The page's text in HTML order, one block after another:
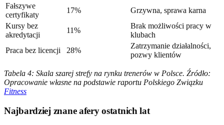
Fałszywe
certyfikaty
17%
Grzywna, sprawa karna
Kursy bez
akredytacji
11%
Brak możliwości pracy w
klubach
Praca bez licencji
28%
Zatrzymanie działalności,
pozwy klientów
Tabela 4: Skala szarej strefy na rynku trenerów w Polsce. Źródło:
Opracowanie własne na podstawie raportu Polskiego Związku
Fitness
Najbardziej znane afery ostatnich lat